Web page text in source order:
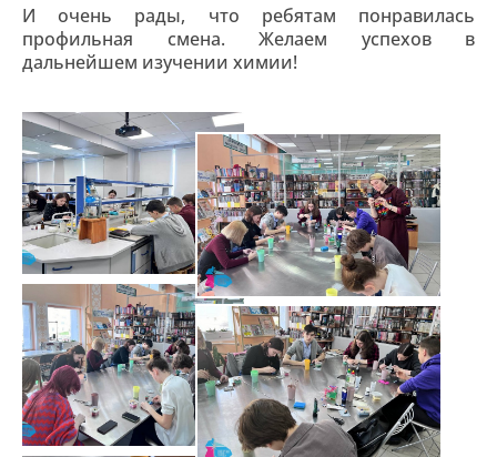
И очень рады, что ребятам понравилась
профильная смена. Желаем успехов в
дальнейшем изучении химии!